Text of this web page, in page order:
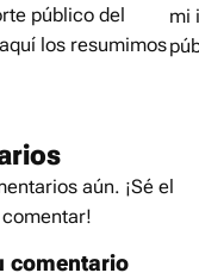
público del
los resumimos
mi
aún. ¡Sé el
comentario